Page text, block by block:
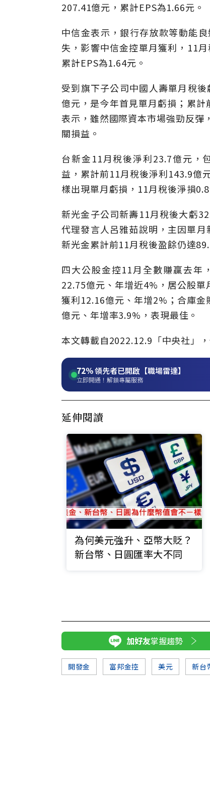
207.41億元，累計EPS為1.66元。
中信金表示，銀行存放款等動能
失，影響中信金控單月獲利，11
累計EPS為1.64元。
受到旗下子公司中國人壽單月稅
億元，是今年首見單月虧損；累
表示，雖然國際資本市場強勁反彈
關損益。
台新金11月稅後淨利23.7億元，
益，累計前11月稅後淨利143.9億
樣出現單月虧損，11月稅後淨損0.8
新光金子公司新壽11月稅後大虧
代理發言人呂雅茹說明，主因單
新光金累計前11月稅後盈餘仍達
四大公股金控11月全數賺贏去年
22.75億元、年增近4%，居公股
獲利12.16億元、年增2%；合庫
億元、年增率3.9%，表現最佳。
本文轉載自2022.12.9 「中央社」
72%領先者已開啟【職場雷達】
立即開通！解鎖專屬服務
延伸閱讀
為何美元強升、亞幣大貶？
新台幣、日圓匯率大不同
加好友掌握趨勢
開發金 富邦金控 美元 新台